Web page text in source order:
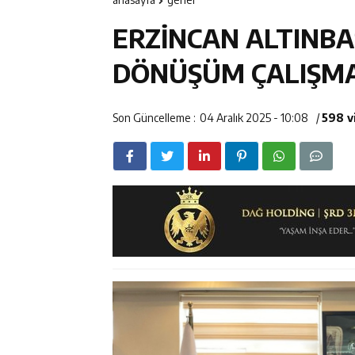
Kemah
14:22 30 İlde Deaş
14:22 Milli
14:26 Geleceğin
ERZİNCAN
DÖNÜŞÜM
Son Güncelleme : 04 Aralık 2025 - 10:08 /598